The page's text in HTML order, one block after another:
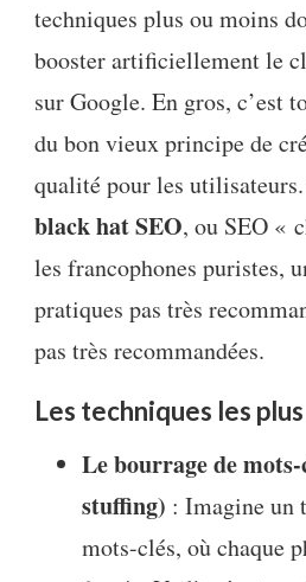
techniques plus ou moins
booster artificiellement le
sur Google. En gros, c’est
du bon vieux principe de
qualité pour les
black hat SEO, ou SEO «
les francophones puristes,
pratiques pas très
pas très recommandées.
Les techniques les
Le bourrage de
stuffing) : Imagine un
mots-clés, où chaque